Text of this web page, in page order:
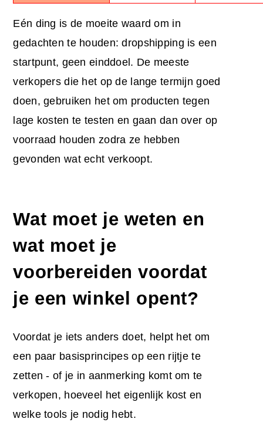
Eén ding is de moeite waard om in
gedachten te houden: dropshipping is een
startpunt, geen einddoel. De meeste
verkopers die het op de lange termijn goed
doen, gebruiken het om producten tegen
lage kosten te testen en gaan dan over op
voorraad houden zodra ze hebben
gevonden wat echt verkoopt.
Wat moet je weten en
wat moet je
voorbereiden voordat
je een winkel opent?
Voordat je iets anders doet, helpt het om
een paar basisprincipes op een rijtje te
zetten - of je in aanmerking komt om te
verkopen, hoeveel het eigenlijk kost en
welke tools je nodig hebt.